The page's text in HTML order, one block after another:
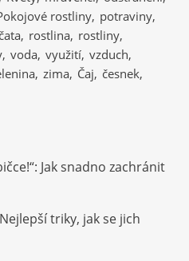
rostliny potraviny
rostlina rostliny
voda využití vzduch
zima Čaj česnek
Jak snadno zachránit
triky, jak se jich